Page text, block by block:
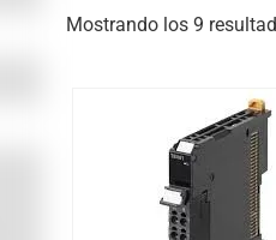
Etiquetas del
Mostrando los 9